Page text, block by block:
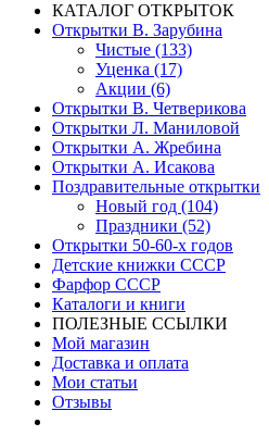
КАТАЛОГ ОТКРЫТОК
Открытки В. Зарубина
Чистые (133)
Уценка (17)
Акции (6)
Открытки В. Четверикова
Открытки Л. Маниловой
Открытки А. Жребина
Открытки А. Исакова
Поздравительные открытки
Новый год (104)
Праздники (52)
Открытки 50-60-х годов
Детские книжки СССР
Фарфор СССР
Каталоги и книги
ПОЛЕЗНЫЕ ССЫЛКИ
Мой магазин
Доставка и оплата
Мои статьи
Отзывы